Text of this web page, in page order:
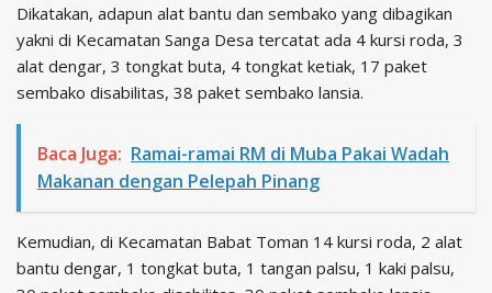
Dikatakan, adapun alat bantu dan sembako yang dibagikan
yakni di Kecamatan Sanga Desa tercatat ada 4 kursi roda, 3
alat dengar, 3 tongkat buta, 4 tongkat ketiak, 17 paket
sembako disabilitas, 38 paket sembako lansia.
Baca Juga: Ramai-ramai RM di Muba Pakai Wadah
Makanan dengan Pelepah Pinang
Kemudian, di Kecamatan Babat Toman 14 kursi roda, 2 alat
bantu dengar, 1 tongkat buta, 1 tangan palsu, 1 kaki palsu,